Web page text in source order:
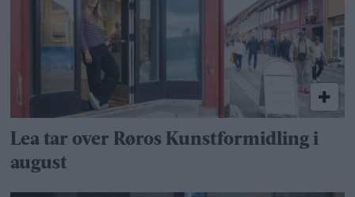
Lea tar over Røros Kunstformidling i
august